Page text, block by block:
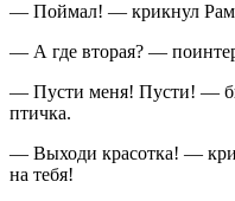
— Поймал! — крикнул
— А где вторая? —
— Пусти меня! Пусти! —
птичка.
— Выходи красотка! —
на тебя!